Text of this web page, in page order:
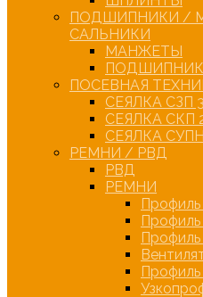
ПОДШИПНИКИ /
САЛЬНИКИ
МАНЖЕТЫ
ПОСЕВНАЯ
СЕЯЛКА СЗП
СЕЯЛКА СКП
СЕЯЛКА
РЕМНИ / РВД
РВД
РЕМНИ
Профиль